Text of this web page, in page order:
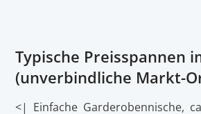
Typische Preisspannen
(unverbindliche Markt-
<| Einfache Garderobennische,